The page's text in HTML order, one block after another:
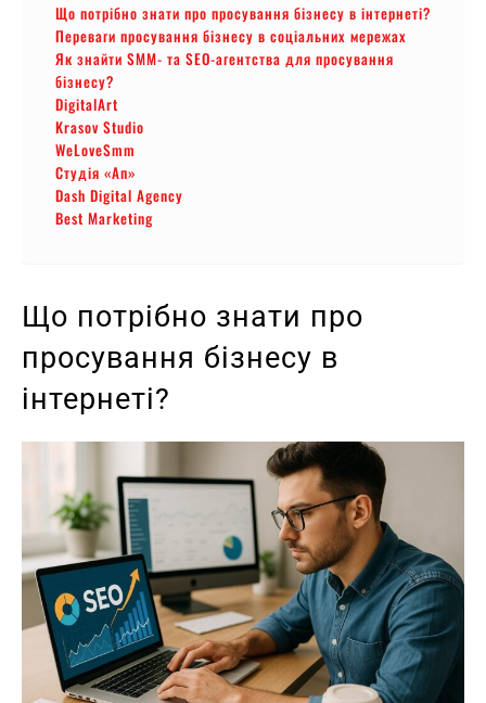
Що потрібно знати про просування бізнесу в інтернеті?
Переваги просування бізнесу в соціальних мережах
Як знайти SMM- та SEO-агентства для просування
бізнесу?
DigitalArt
Krasov Studio
WeLoveSmm
Студія «Ап»
Dash Digital Agency
Best Marketing
Що потрібно знати про
просування бізнесу в
інтернеті?